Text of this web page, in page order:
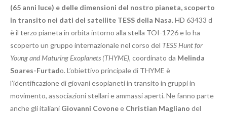
(65 anni luce) e delle dimensioni del nostro pianeta, scoperto
in transito nei dati del satellite TESS della Nasa.HD 63433 d
è il terzo pianeta in orbita intorno alla stella TOI-1726 e lo ha
scoperto un gruppo internazionale nel corso del TESS Hunt for
Young and Maturing Exoplanets (THYME), coordinato da Melinda
Soares-Furtado. L’obiettivo principale di THYME è
l’identificazione di giovani esopianeti in transito in gruppi in
movimento, associazioni stellari e ammassi aperti. Ne fanno parte
anche gli italiani Giovanni Covonee Christian Magliano del